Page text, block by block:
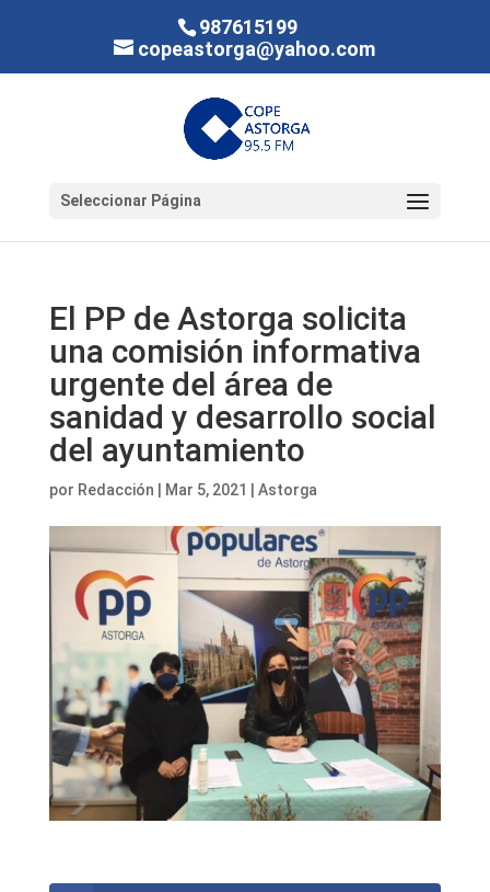
987615199
copeastorga@yahoo.com
Seleccionar Página
El PP de Astorga solicita
una comisión informativa
urgente del área de
sanidad y desarrollo social
del ayuntamiento
por Redacción Mar 5, 2021 Astorga